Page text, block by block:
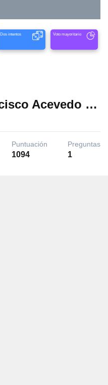
Dos intentos Voto mayoritario
Manuel Francisco Acevedo Fuentes
Puntuación
1094
Preguntas
1